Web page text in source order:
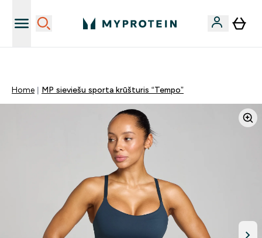
Home MP sieviešu sporta krūšturis “Tempo”